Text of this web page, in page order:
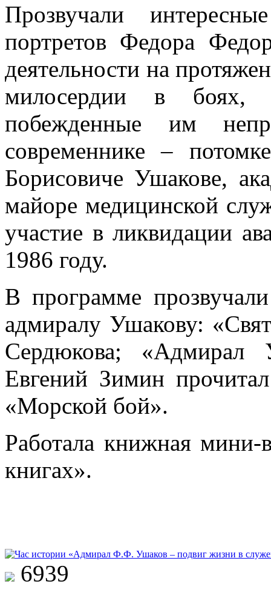
Прозвучали
портретов Федора
деятельности на
милосердии в боях,
побежденные им
современнике –
Борисовиче Ушакове,
майоре медицинской
участие в ликвидации
1986 году.
В программе
адмиралу Ушакову:
Сердюкова; «Адмирал
Евгений Зимин
«Морской бой».
Работала книжная мини-
книгах».
6939